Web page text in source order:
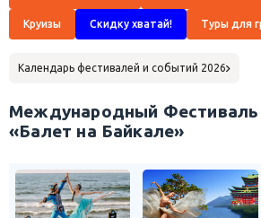
Круизы Скидку хватай! Туры для
Календарь фестивалей и событий 2026
Международный Фестиваль
«Балет на Байкале»